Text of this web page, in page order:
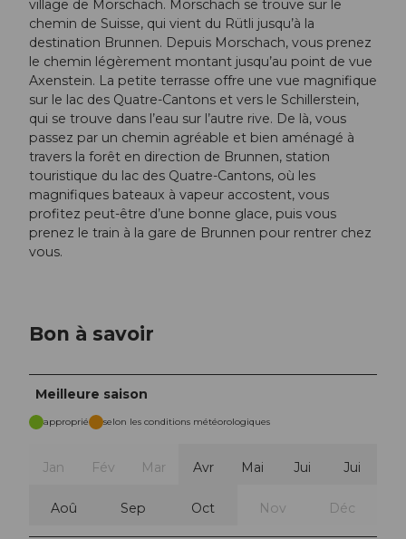
village de Morschach. Morschach se trouve sur le
chemin de Suisse, qui vient du Rütli jusqu’à la
destination Brunnen. Depuis Morschach, vous prenez
le chemin légèrement montant jusqu’au point de vue
Axenstein. La petite terrasse offre une vue magnifique
sur le lac des Quatre-Cantons et vers le Schillerstein,
qui se trouve dans l’eau sur l’autre rive. De là, vous
passez par un chemin agréable et bien aménagé à
travers la forêt en direction de Brunnen, station
touristique du lac des Quatre-Cantons, où les
magnifiques bateaux à vapeur accostent, vous
profitez peut-être d’une bonne glace, puis vous
prenez le train à la gare de Brunnen pour rentrer chez
vous.
Bon à savoir
Meilleure saison
approprié selon les conditions météorologiques
Jan Fév Mar Avr Mai Jui Jui
Aoû Sep Oct Nov Déc